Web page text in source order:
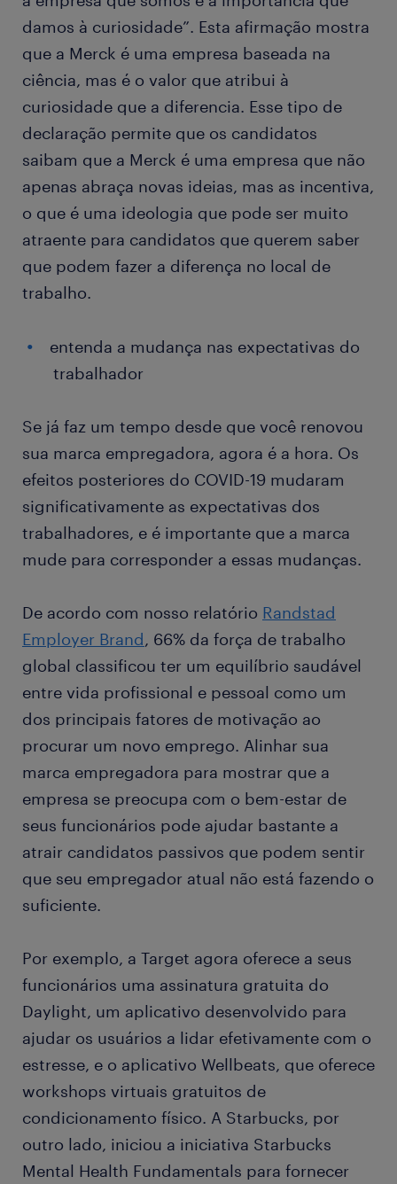
damos à curiosidade”. Esta afirmação mostra
que a Merck é uma empresa baseada na
ciência, mas é o valor que atribui à
curiosidade que a diferencia. Esse tipo de
declaração permite que os candidatos
saibam que a Merck é uma empresa que não
apenas abraça novas ideias, mas as incentiva,
o que é uma ideologia que pode ser muito
atraente para candidatos que querem saber
que podem fazer a diferença no local de
trabalho.
entenda a mudança nas expectativas do
trabalhador
Se já faz um tempo desde que você renovou
sua marca empregadora, agora é a hora. Os
efeitos posteriores do COVID-19 mudaram
significativamente as expectativas dos
trabalhadores, e é importante que a marca
mude para corresponder a essas mudanças.
De acordo com nosso relatório Randstad
Employer Brand, 66% da força de trabalho
global classificou ter um equilíbrio saudável
entre vida profissional e pessoal como um
dos principais fatores de motivação ao
procurar um novo emprego. Alinhar sua
marca empregadora para mostrar que a
empresa se preocupa com o bem-estar de
seus funcionários pode ajudar bastante a
atrair candidatos passivos que podem sentir
que seu empregador atual não está fazendo o
suficiente.
Por exemplo, a Target agora oferece a seus
funcionários uma assinatura gratuita do
Daylight, um aplicativo desenvolvido para
ajudar os usuários a lidar efetivamente com o
estresse, e o aplicativo Wellbeats, que oferece
workshops virtuais gratuitos de
condicionamento físico. A Starbucks, por
outro lado, iniciou a iniciativa Starbucks
Mental Health Fundamentals para fornecer